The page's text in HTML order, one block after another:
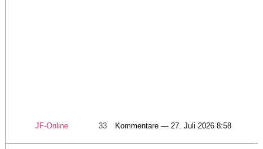
JF-Online 33 Kommentare — 27. Juli 2026 8:58